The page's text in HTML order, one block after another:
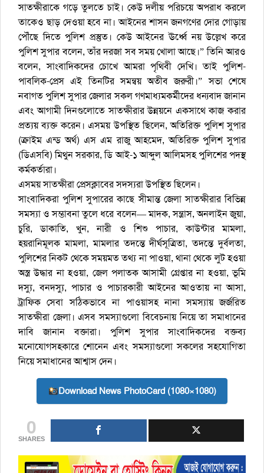
সাতক্ষীরাকে গড়ে তুলতে চাই। কেউ দলীয় পরিচয়ে অপরাধ করলে
তাকেও ছাড় দেওয়া হবে না। আইনের শাসন জনগণের দোর গোড়ায়
পৌঁছে দিতে পুলিশ প্রস্তুত। কেউ আইনের ঊর্ধ্বে নয় উল্লেখ করে
পুলিশ সুপার বলেন, তাঁর দরজা সব সময় খোলা আছে।” তিনি আরও
বলেন, সাংবাদিকদের চোখে আমরা পৃথিবী দেখি। তাই পুলিশ-
পাবলিক-প্রেস এই তিনটির সমন্বয় অতীব জরুরী।” ​সভা শেষে
নবাগত পুলিশ সুপার জেলার সকল গণমাধ্যমকর্মীদের ধন্যবাদ জানান
এবং আগামী দিনগুলোতে সাতক্ষীরার উন্নয়নে একসাথে কাজ করার
প্রত্যয় ব্যক্ত করেন। এসময় উপস্থিত ছিলেন, অতিরিক্ত পুলিশ সুপার
(ক্রাইম এন্ড অর্থ) এস এম রাজু আহমেদ, অতিরিক্ত পুলিশ সুপার
(ডিএসবি) মিথুন সরকার, ডি আই-১ আব্দুল আলিমসহ পুলিশের পদস্থ
কর্মকর্তারা।
এসময় সাতক্ষীরা প্রেসক্লাবের সদস্যরা উপস্থিত ছিলেন।
সাংবাদিকরা পুলিশ সুপারের কাছে সীমান্ত জেলা সাতক্ষীরার বিভিন্ন
সমস্যা ও সম্ভাবনা তুলে ধরে বলেন— মাদক, সন্ত্রাস, অনলাইন জুয়া,
চুরি, ডাকাতি, খুন, নারী ও শিশু পাচার, কাউন্টার মামলা,
হয়রানিমূলক মামলা, মামলার তদন্তে দীর্ঘসূত্রিতা, তদন্তে দুর্বলতা,
পুলিশের নিকট থেকে সময়মত তথ্য না পাওয়া, থানা থেকে লুট হওয়া
অস্ত্র উদ্ধার না হওয়া, জেল পলাতক আসামী গ্রেপ্তার না হওয়া, ভূমি
দস্যু, বনদস্যু, পাচার ও পাচারকারী আইনের আওতায় না আসা,
ট্রাফিক সেবা সঠিকভাবে না পাওয়াসহ নানা সমস্যায় জর্জরিত
সাতক্ষীরা জেলা। এসব সমস্যাগুলো বিবেচনায় নিয়ে তা সমাধানের
দাবি জানান বক্তারা। পুলিশ সুপার সাংবাদিকদের বক্তব্য
মনোযোগসহকারে শোনেন এবং সমস্যাগুলো সকলের সহযোগিতা
নিয়ে সমাধানের আশ্বাস দেন।
Download News PhotoCard (1080×1080)
0
SHARES